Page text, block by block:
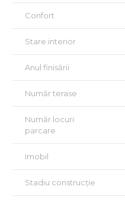
Confort
Stare interior
Anul finisării
Număr terase
Număr locuri
parcare
Imobil
Stadiu construcție